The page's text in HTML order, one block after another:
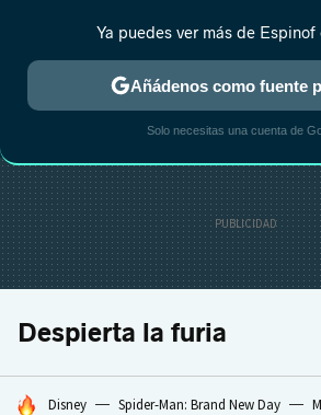
ESTRENOS REALITY ANIME
Despierta la furia
HOY SE HABLA DE
Disney Spider-Man: Brand New Day
Ya puedes ver más de Espinof
Añádenos como fuente
Solo necesitas una cuenta de